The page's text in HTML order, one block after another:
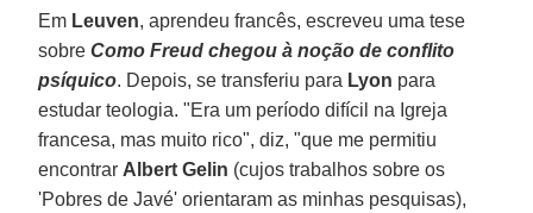
Em Leuven, aprendeu francês, escreveu uma tese
sobreComo Freud chegou à noção de conflito
psíquico. Depois, se transferiu para Lyon para
estudar teologia. "Era um período difícil na Igreja
francesa, mas muito rico", diz, "que me permitiu
encontrar Albert Gelin (cujos trabalhos sobre os
'Pobres de Javé' orientaram as minhas pesquisas),